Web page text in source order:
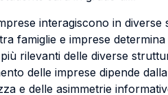
interagiscono in
famiglie e imprese
rilevanti delle diverse
delle imprese dipende
e delle asimmetrie